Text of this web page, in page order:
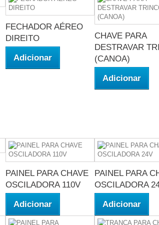
FECHADOR AÉREO
DIREITO
Adicionar
CHAVE PARA
DESTRAVAR
(CANOA)
Adicionar
PAINEL PARA CHAVE
OSCILADORA 110V
Adicionar
PAINEL PARA
OSCILADORA
Adicionar